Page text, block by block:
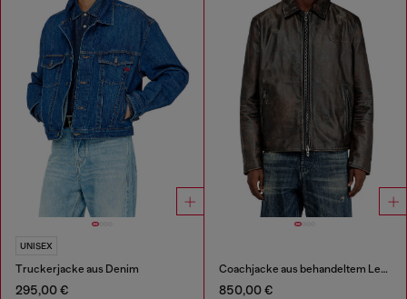
UNISEX
Truckerjacke aus Denim
295,00 €
Coachjacke aus behandeltem Leder
850,00 €